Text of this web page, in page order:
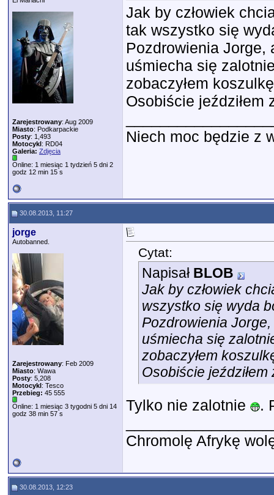
Zarejestrowany: Aug 2009
Miasto: Podkarpackie
Posty: 1,493
Motocykl: RD04
Galeria: Zdjęcia
Online: 1 miesiąc 1 tydzień 5 dni 2
godz 12 min 15 s
Jak by człowiek
tak wszystko się
Pozdrowienia Jorge,
uśmiecha się
zobaczyłem
Osobiście jeździłem
Niech moc będzie z
30.08.2013, 11:27
jorge
Autobanned.
Zarejestrowany: Feb 2009
Miasto: Wawa
Posty: 5,208
Motocykl: Tesco
Przebieg: 45 555
Online: 1 miesiąc 3 tygodni 5 dni 14
godz 38 min 57 s
Cytat:
Napisał BLOB
Jak by człowiek
wszystko się wyda
Pozdrowienia
uśmiecha się
zobaczyłem
Osobiście jeździłem
Tylko nie zalotnie
.
Chromolę Afrykę
30.08.2013, 12:23